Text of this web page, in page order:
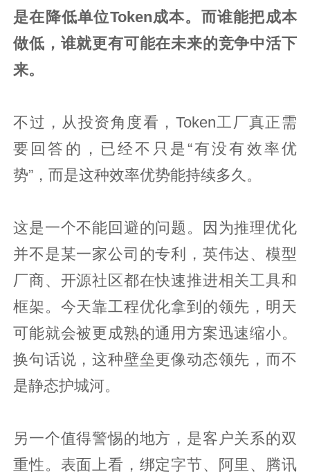
是在降低单位Token成本。而谁能把成本
做低，谁就更有可能在未来的竞争中活下
来。
不过，从投资角度看，Token工厂真正需
要回答的，已经不只是“有没有效率优
势”，而是这种效率优势能持续多久。
这是一个不能回避的问题。因为推理优化
并不是某一家公司的专利，英伟达、模型
厂商、开源社区都在快速推进相关工具和
框架。今天靠工程优化拿到的领先，明天
可能就会被更成熟的通用方案迅速缩小。
换句话说，这种壁垒更像动态领先，而不
是静态护城河。
另一个值得警惕的地方，是客户关系的双
重性。表面上看，绑定字节、阿里、腾讯